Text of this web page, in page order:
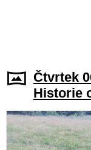
Čtvrtek
Historie